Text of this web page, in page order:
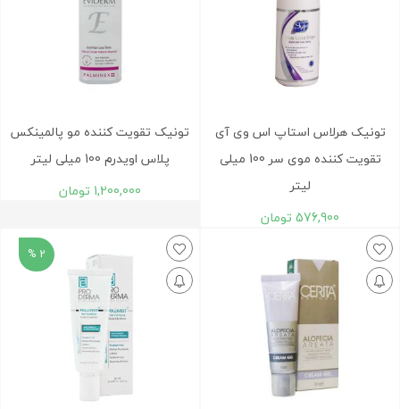
تونیک هرلاس استاپ اس وی آی
تقویت کننده موی سر 100 میلی
لیتر
576,900 تومان
تونیک تقویت کننده مو پالمینکس
پلاس اویدرم 100 میلی لیتر
1,200,000 تومان
2 %